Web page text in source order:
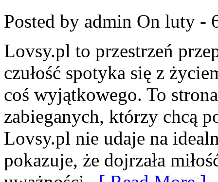
Posted by admin On luty -
Lovsy.pl to przestrzeń
czułość spotyka się z
coś wyjątkowego. To
zabieganych, którzy chcą
Lovsy.pl nie udaje na
pokazuje, że dojrzała